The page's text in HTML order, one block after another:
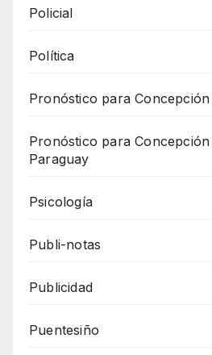
Policial
Política
Pronóstico para
Pronóstico para
Paraguay
Psicología
Publi-notas
Publicidad
Puentesiño